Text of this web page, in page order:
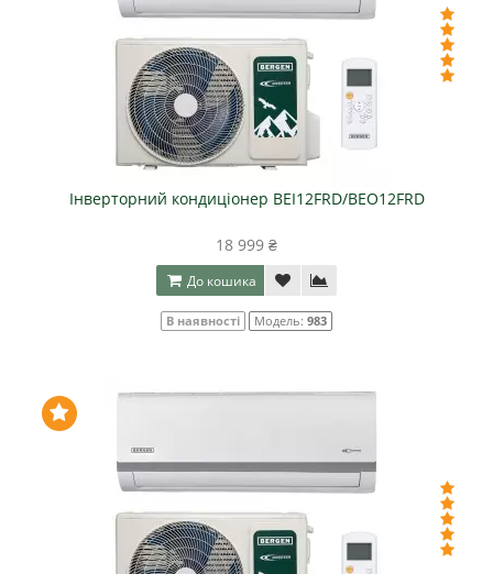
Інверторний кондиціонер BEI12FRD/BEO12FRD
18 999 ₴
До кошика
В наявності Модель: 983